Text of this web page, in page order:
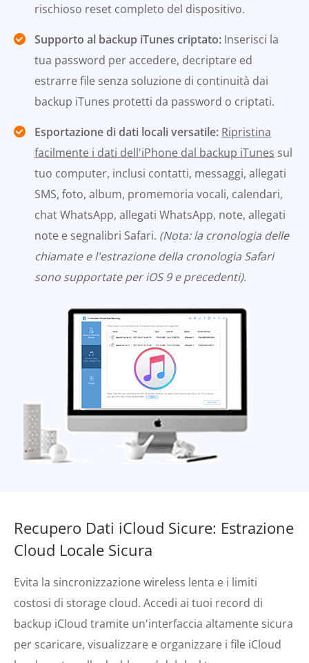
rischioso reset completo del dispositivo.
Supporto al backup iTunes criptato: Inserisci la
tua password per accedere, decriptare ed
estrarre file senza soluzione di continuità dai
backup iTunes protetti da password o criptati.
Esportazione di dati locali versatile: Ripristina
facilmente i dati dell'iPhone dal backup iTunes sul
tuo computer, inclusi contatti, messaggi, allegati
SMS, foto, album, promemoria vocali, calendari,
chat WhatsApp, allegati WhatsApp, note, allegati
note e segnalibri Safari. (Nota: la cronologia delle
chiamate e l'estrazione della cronologia Safari
sono supportate per iOS 9 e precedenti).
Recupero Dati iCloud Sicure: Estrazione
Cloud Locale Sicura
Evita la sincronizzazione wireless lenta e i limiti
costosi di storage cloud. Accedi ai tuoi record di
backup iCloud tramite un'interfaccia altamente sicura
per scaricare, visualizzare e organizzare i file iCloud